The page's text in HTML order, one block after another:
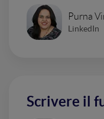
Purna
LinkedIn
Scrivere il